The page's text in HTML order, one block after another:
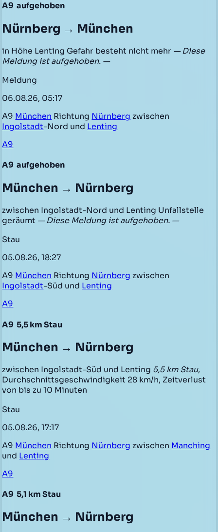
A9 aufgehoben
Nürnberg → München
in Höhe Lenting Gefahr besteht nicht mehr — Diese
Meldung ist aufgehoben. —
Meldung
06.08.26, 05:17
A9 München Richtung Nürnberg zwischen
Ingolstadt-Nord und Lenting
A9
A9 aufgehoben
München → Nürnberg
zwischen Ingolstadt-Nord und Lenting Unfallstelle
geräumt — Diese Meldung ist aufgehoben. —
Stau
05.08.26, 18:27
A9 München Richtung Nürnberg zwischen
Ingolstadt-Süd und Lenting
A9
A9 5,5 km Stau
München → Nürnberg
zwischen Ingolstadt-Süd und Lenting 5,5 km Stau,
Durchschnittsgeschwindigkeit 28 km/h, Zeitverlust
von bis zu 10 Minuten
Stau
05.08.26, 17:17
A9 München Richtung Nürnberg zwischen Manching
und Lenting
A9
A9 5,1 km Stau
München → Nürnberg